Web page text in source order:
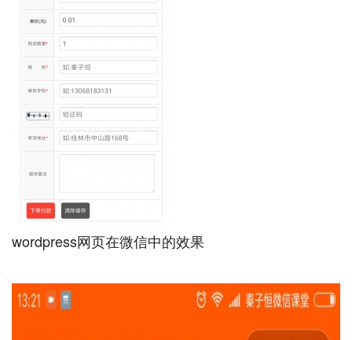
wordpress网页在微信中的效果